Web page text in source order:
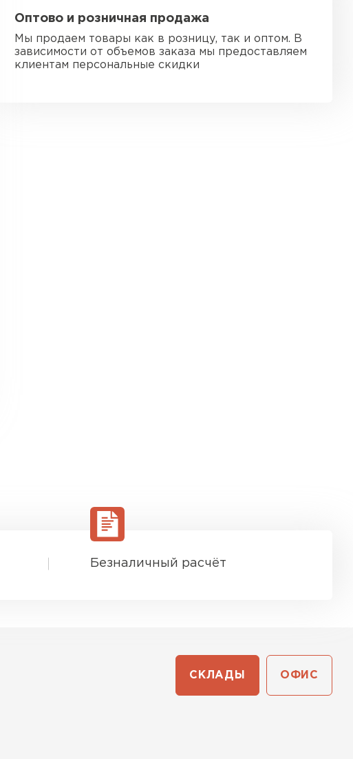
Оптово и розничная продажа
Мы продаем товары как в розницу, так и оптом. В
зависимости от объемов заказа мы предоставляем
клиентам персональные скидки
Безналичный расчёт
СКЛАДЫ ОФИС